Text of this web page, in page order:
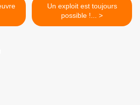
Un exploit est toujours
possible !... >